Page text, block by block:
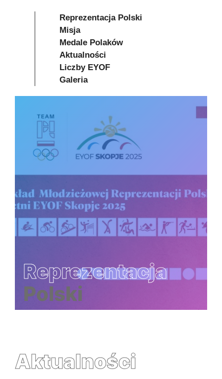
Reprezentacja Polski
Misja
Medale Polaków
Aktualności
Liczby EYOF
Galeria
Reprezentacja
Polski
Aktualności